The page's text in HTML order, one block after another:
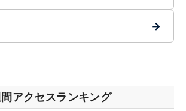
→
アクセスランキング